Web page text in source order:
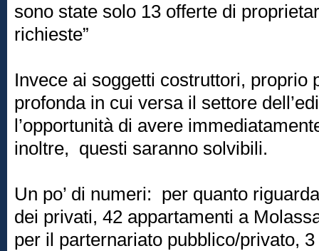
sono state solo 13 offerte di
richieste”
Invece ai soggetti costruttori, proprio
profonda in cui versa il settore
l’opportunità di avere
inoltre, questi saranno solvibili.
Un po’ di numeri: per quanto
dei privati, 42 appartamenti a
per il parternariato pubblico/privato,